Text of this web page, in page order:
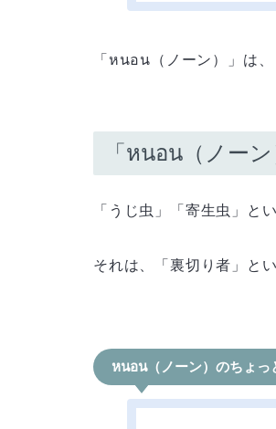
「หนอน（ノーン）」は
「หนอน（ノー
「うじ虫」「寄生虫」と
それは、「裏切り者」と
หนอน（ノーン）のちょっ